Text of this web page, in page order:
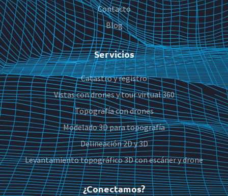
Contacto
Blog
Servicios
Catastro y registro
Vistas con drones y tour virtual 360
Topografía con drones
Modelado 3D para topografía
Delineación 2D y 3D
Levantamiento topográfico 3D con escáner y drone
¿Conectamos?